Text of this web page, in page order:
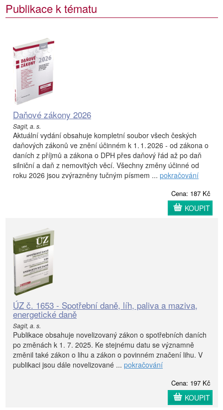
Publikace k tématu
Daňové zákony 2026
Sagit, a. s.
Aktuální vydání obsahuje kompletní soubor všech českých
daňových zákonů ve znění účinném k 1. 1. 2026 - od zákona o
daních z příjmů a zákona o DPH přes daňový řád až po daň
silniční a daň z nemovitých věcí. Všechny změny účinné od
roku 2026 jsou zvýrazněny tučným písmem ... pokračování
Cena: 187 Kč
KOUPIT
ÚZ č. 1653 - Spotřební daně, líh, paliva a maziva,
energetické daně
Sagit, a. s.
Publikace obsahuje novelizovaný zákon o spotřebních daních
po změnách k 1. 7. 2025. Ke stejnému datu se významně
změnil také zákon o lihu a zákon o povinném značení lihu. V
publikaci jsou dále novelizované ... pokračování
Cena: 197 Kč
KOUPIT